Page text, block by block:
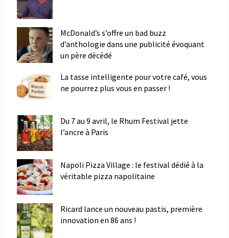
McDonald’s s’offre un bad buzz
d’anthologie dans une publicité évoquant
un père décédé
La tasse intelligente pour votre café, vous
ne pourrez plus vous en passer !
Du 7 au 9 avril, le Rhum Festival jette
l’ancre à Paris
Napoli Pizza Village : le festival dédié à la
véritable pizza napolitaine
Ricard lance un nouveau pastis, première
innovation en 86 ans !